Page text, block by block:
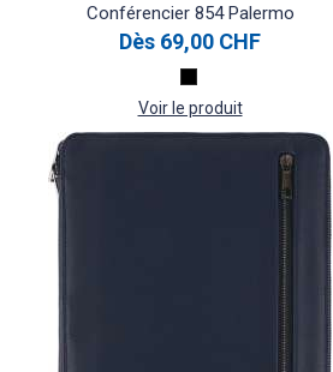
Conférencier 854 Palermo
Dès 69,00 CHF
Voir le produit